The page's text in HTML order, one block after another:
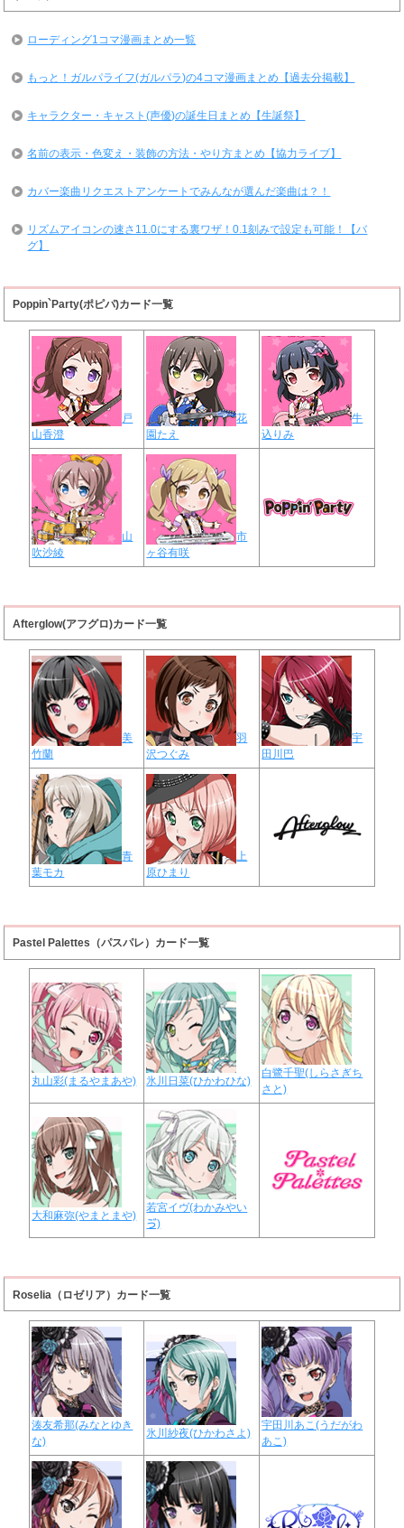
ローディング1コマ漫画まとめ一覧
もっと！ガルパライフ(ガルパラ)の4コマ漫画まとめ【過去分掲載】
キャラクター・キャスト(声優)の誕生日まとめ【生誕祭】
名前の表示・色変え・装飾の方法・やり方まとめ【協力ライブ】
カバー楽曲リクエストアンケートでみんなが選んだ楽曲は？！
リズムアイコンの速さ11.0にする裏ワザ！0.1刻みで設定も可能！【バ
グ】
Poppin`Party(ポピパ)カード一覧
戸
山香澄
花
園たえ
牛
込りみ
山
吹沙綾
市
ヶ谷有咲
Afterglow(アフグロ)カード一覧
美
竹蘭
羽
沢つぐみ
宇
田川巴
青
葉モカ
上
原ひまり
Pastel Palettes（パスパレ）カード一覧
丸山彩(まるやまあや) 氷川日菜(ひかわひな)
白鷺千聖(しらさぎち
さと)
大和麻弥(やまとまや)
若宮イヴ(わかみやい
ゔ)
Roselia（ロゼリア）カード一覧
湊友希那(みなとゆき
な)
氷川紗夜(ひかわさよ)
宇田川あこ(うだがわ
あこ)